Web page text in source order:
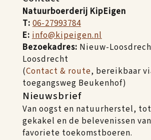
Natuurboerderij KipEigen
T:06-27993784
E:info@kipeigen.nl
Bezoekadres: Nieuw-
Loosdrecht
(Contact & route, bereikbaar
toegangsweg Beukenhof)
Nieuwsbrief
Van oogst en natuurherstel,
gekakel en de belevenissen
favoriete toekomstboeren.